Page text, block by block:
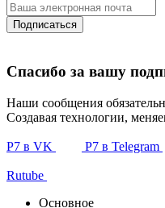
Подписаться
Спасибо за вашу
Наши сообщения
Создавая технологии,
Р7 в VK Р7 в Telegram
Rutube
Основное